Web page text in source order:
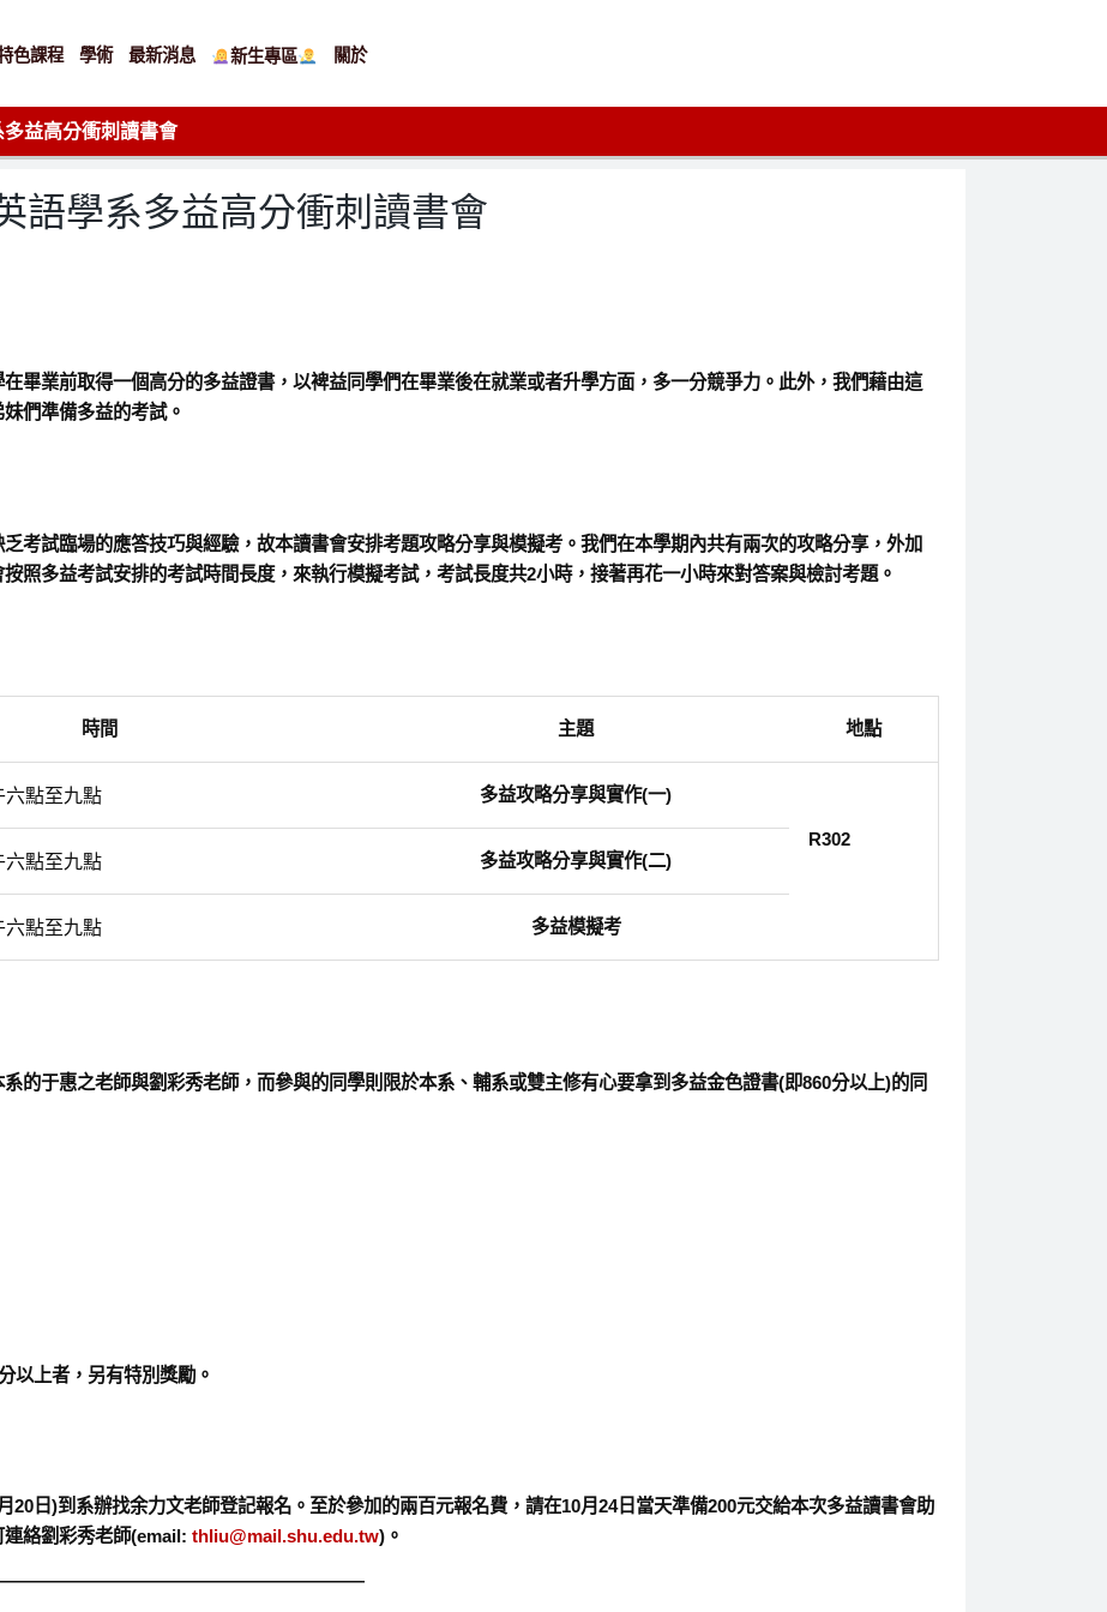
色課程 學術 最新消息 新生專區 關於
益高分衝刺讀書會
語學系多益高分衝刺讀書會
畢業前取得一個高分的多益證書，以裨益同學們在畢業後在就業或者升學方面，多一分競爭力。此外，我們藉由這
們準備多益的考試。
考試臨場的應答技巧與經驗，故本讀書會安排考題攻略分享與模擬考。我們在本學期內共有兩次的攻略分享，外加
照多益考試安排的考試時間長度，來執行模擬考試，考試長度共2小時，接著再花一小時來對答案與檢討考題。
時間 主題 地點
六點至九點 多益攻略分享與實作(一)
R302
六點至九點 多益攻略分享與實作(二)
六點至九點 多益模擬考
的于惠之老師與劉彩秀老師，而參與的同學則限於本系、輔系或雙主修有心要拿到 多益金色證書(即860分以上)的同
以上者，另有特別獎勵。
20日)到系辦找余力文老師登記報名。至於參加的兩百元報名費，請在10月24日當天準備200元交給本次多益讀書會助
絡劉彩秀老師(email: thliu@mail.shu.edu.tw)。